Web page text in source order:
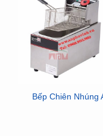
Bếp Chiên Nhúng